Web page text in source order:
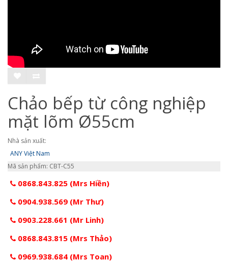
Chảo bếp từ công nghiệp
mặt lõm Ø55cm
Nhà sản xuất:
ANY Việt Nam
Mã sản phẩm: CBT-C55
0868.843.825 (Mrs Hiền)
0904.938.569 (Mr Thư)
0903.228.661 (Mr Linh)
0868.843.815 (Mrs Thảo)
0969.938.684 (Mrs Toan)